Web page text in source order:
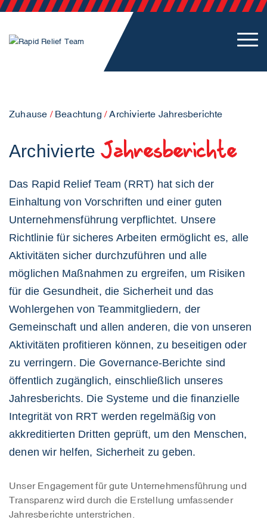
Zuhause / Beachtung /Archivierte Jahresberichte
Archivierte Jahresberichte
Das Rapid Relief Team (RRT) hat sich der
Einhaltung von Vorschriften und einer guten
Unternehmensführung verpflichtet. Unsere
Richtlinie für sicheres Arbeiten ermöglicht es, alle
Aktivitäten sicher durchzuführen und alle
möglichen Maßnahmen zu ergreifen, um Risiken
für die Gesundheit, die Sicherheit und das
Wohlergehen von Teammitgliedern, der
Gemeinschaft und allen anderen, die von unseren
Aktivitäten profitieren können, zu beseitigen oder
zu verringern. Die Governance-Berichte sind
öffentlich zugänglich, einschließlich unseres
Jahresberichts. Die Systeme und die finanzielle
Integrität von RRT werden regelmäßig von
akkreditierten Dritten geprüft, um den Menschen,
denen wir helfen, Sicherheit zu geben.
Unser Engagement für gute Unternehmensführung und
Transparenz wird durch die Erstellung umfassender
Jahresberichte unterstrichen.